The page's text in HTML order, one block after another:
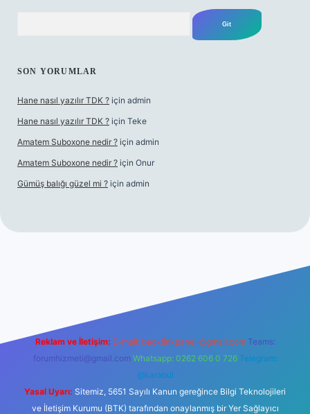
SON YORUMLAR
Hane nasıl yazılır TDK ? için admin
Hane nasıl yazılır TDK ? için Teke
Amatem Suboxone nedir ? için admin
Amatem Suboxone nedir ? için Onur
Gümüş balığı güzel mi ? için admin
Reklam ve İletişim: E-mail: backlinkpaneli@gmail.com Teams:
forumhizmeti@gmail.com Whatsapp: 0262 606 0 726 Telegram:
@karabul
Yasal Uyarı: Sitemiz, 5651 Sayılı Kanun gereğince Bilgi Teknolojileri
ve İletişim Kurumu (BTK) tarafından onaylanmış bir Yer Sağlayıcı